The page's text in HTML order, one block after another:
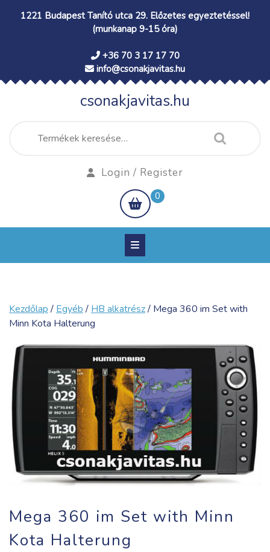
1221 Budapest Tanító utca 29. Előzetes egyeztetéssel!
(munkanap 9-15 óra)
+36 70 3 17 17 70
info@csonakjavitas.hu
csonakjavitas.hu
Keresés
a
Login / Register
shopping
cart
0
Kezdőlap/ Egyéb/ HB alkatrész/ Mega 360 im Set with
Minn Kota Halterung
Mega 360 im Set with Minn
Kota Halterung